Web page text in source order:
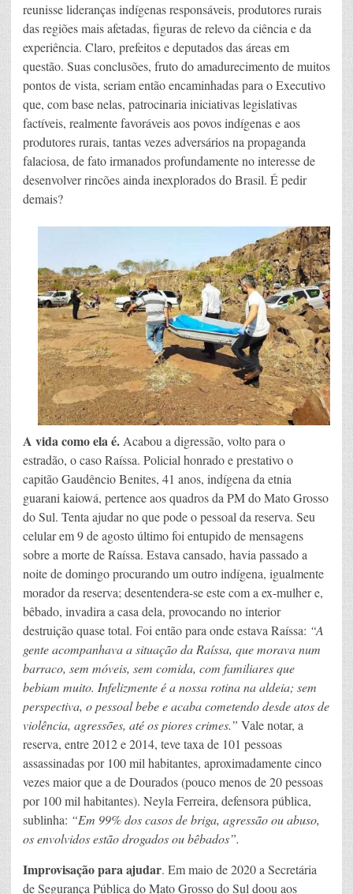
reunisse lideranças indígenas responsáveis, produtores rurais
das regiões mais afetadas, figuras de relevo da ciência e da
experiência. Claro, prefeitos e deputados das áreas em
questão. Suas conclusões, fruto do amadurecimento de muitos
pontos de vista, seriam então encaminhadas para o Executivo
que, com base nelas, patrocinaria iniciativas legislativas
factíveis, realmente favoráveis aos povos indígenas e aos
produtores rurais, tantas vezes adversários na propaganda
falaciosa, de fato irmanados profundamente no interesse de
desenvolver rincões ainda inexplorados do Brasil. É pedir
demais?
A vida como ela é.Acabou a digressão, volto para o
estradão, o caso Raíssa. Policial honrado e prestativo o
capitão Gaudêncio Benites, 41 anos, indígena da etnia
guarani kaiowá, pertence aos quadros da PM do Mato Grosso
do Sul. Tenta ajudar no que pode o pessoal da reserva. Seu
celular em 9 de agosto último foi entupido de mensagens
sobre a morte de Raíssa. Estava cansado, havia passado a
noite de domingo procurando um outro indígena, igualmente
morador da reserva; desentendera-se este com a ex-mulher e,
bêbado, invadira a casa dela, provocando no interior
destruição quase total. Foi então para onde estava Raíssa: “A
gente acompanhava a situação da Raíssa, que morava num
barraco, sem móveis, sem comida, com familiares que
bebiam muito. Infelizmente é a nossa rotina na aldeia; sem
perspectiva, o pessoal bebe e acaba cometendo desde atos de
violência, agressões, até os piores crimes.” Vale notar, a
reserva, entre 2012 e 2014, teve taxa de 101 pessoas
assassinadas por 100 mil habitantes, aproximadamente cinco
vezes maior que a de Dourados (pouco menos de 20 pessoas
por 100 mil habitantes). Neyla Ferreira, defensora pública,
sublinha: “Em 99% dos casos de briga, agressão ou abuso,
os envolvidos estão drogados ou bêbados”.
Improvisação para ajudar. Em maio de 2020 a Secretária
de Segurança Pública do Mato Grosso do Sul doou aos